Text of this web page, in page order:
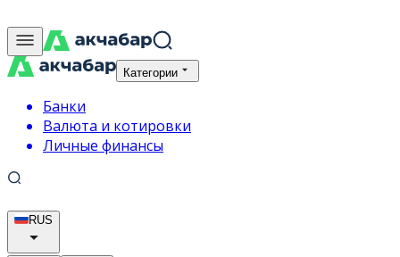
Категории
Банки
Валюта и котировки
Личные финансы
RUS